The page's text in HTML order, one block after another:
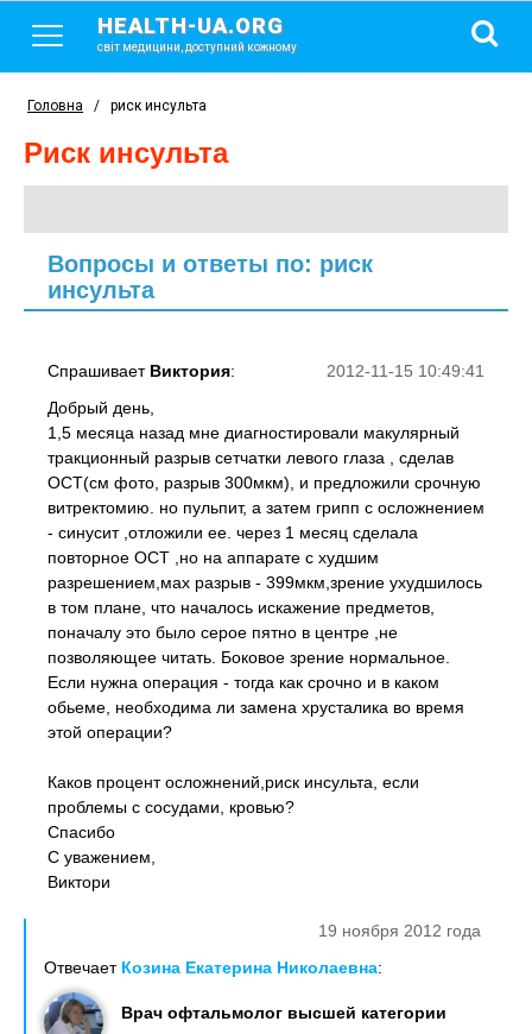
HEALTH-UA.ORG
світ медицини, доступний кожному
Головна / риск инсульта
риск инсульта
Вопросы и ответы по: риск
инсульта
2012-11-15 10:49:41
Спрашивает Виктория:
Добрый день,
1,5 месяца назад мне диагностировали макулярный
тракционный разрыв сетчатки левого глаза , сделав
ОСТ(см фото, разрыв 300мкм), и предложили срочную
витректомию. но пульпит, а затем грипп с осложнением
- синусит ,отложили ее. через 1 месяц сделала
повторное ОСТ ,но на аппарате с худшим
разрешением,мах разрыв - 399мкм,зрение ухудшилось
в том плане, что началось искажение предметов,
поначалу это было серое пятно в центре ,не
позволяющее читать. Боковое зрение нормальное.
Если нужна операция - тогда как срочно и в каком
обьеме, необходима ли замена хрусталика во время
этой операции?
Каков процент осложнений,риск инсульта, если
проблемы с сосудами, кровью?
Спасибо
С уважением,
Виктори
19 ноября 2012 года
Отвечает Козина Екатерина Николаевна:
Врач офтальмолог высшей категории